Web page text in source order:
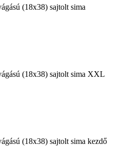
(18x38) sajtolt sima
(18x38) sajtolt sima XXL
(18x38) sajtolt sima kezdő